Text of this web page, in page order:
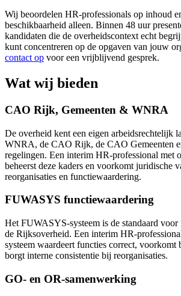
Wij beoordelen HR-professionals op inhoud
beschikbaarheid alleen. Binnen 48 uur
kandidaten die de overheidscontext echt
kunt concentreren op de opgaven van jouw
contact op voor een vrijblijvend gesprek.
Wat wij bieden
CAO Rijk, Gemeenten & WNRA
De overheid kent een eigen arbeidsrechtelijk
WNRA, de CAO Rijk, de CAO Gemeenten
regelingen. Een interim HR-professional met
beheerst deze kaders en voorkomt juridische
reorganisaties en functiewaardering.
FUWASYS functiewaardering
Het FUWASYS-systeem is de standaard
de Rijksoverheid. Een interim HR-
systeem waardeert functies correct, voorkomt
borgt interne consistentie bij reorganisaties.
GO- en OR-samenwerking